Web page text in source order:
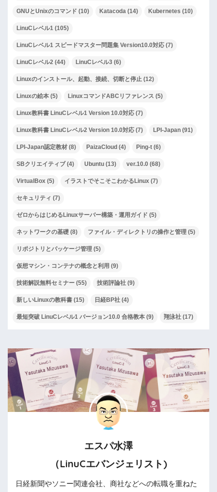
GNUとUnixのコマンド (10) Katacoda (14) Kubernetes (10)
LinuCレベル1 (105)
LinuCレベル1 スピードマスター問題集 Version10.0対応 (7)
LinuCレベル2 (44) LinuCレベル3 (6)
Linuxのインストール、起動、接続、切断と停止 (12)
Linuxの絵本 (5) LinuxコマンドABCリファレンス (5)
Linux教科書 LinuCレベル1 Version 10.0対応 (7)
Linux教科書 LinuCレベル2 Version 10.0対応 (7) LPI-Japan (91)
LPI-Japan認定教材 (8) PaizaCloud (4) Ping-t (6)
SBクリエイティブ(4) Ubuntu (13) ver.10.0 (68)
VirtualBox (5) イラストでそこそこわかるLinux (7)
セキュリティ (7)
ゼロからはじめるLinuxサーバー構築・運用ガイド (5)
ネットワークの基礎 (8) ファイル・ディレクトリの操作と管理 (5)
リポジトリとパッケージ管理 (5)
仮想マシン・コンテナの概念と利用 (9)
技術解説無料セミナー (55) 技術評論社 (9)
新しいLinuxの教科書 (15) 日経BP社 (4)
最短突破 LinuCレベル1 バージョン10.0 合格教本 (9) 翔泳社 (17)
エスパ水澤
（LinuCエバンジェリスト)
日経新聞やソニー関連会社、商社などへの転職を重ねた